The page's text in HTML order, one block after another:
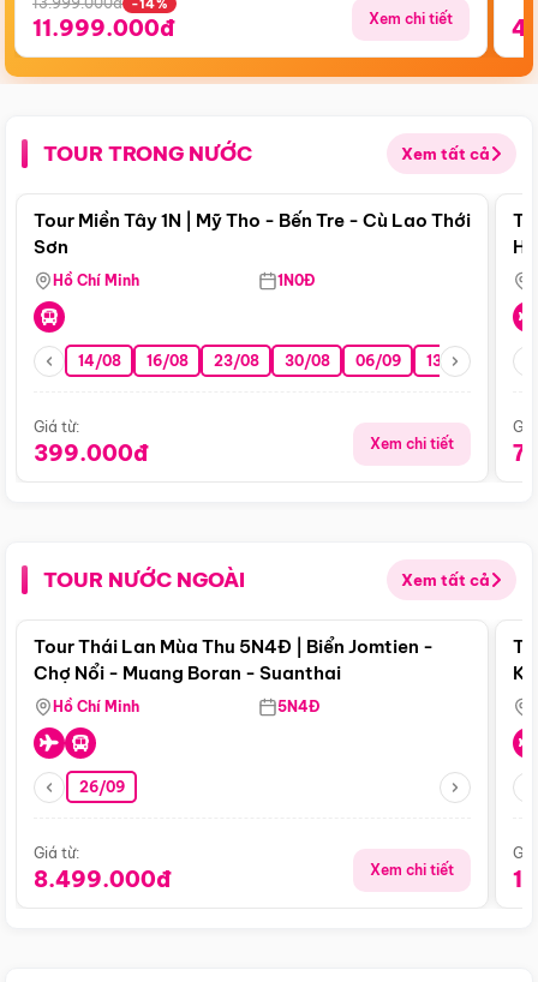
-14%
11.999.000đ Xem chi tiết
TOUR TRONG NƯỚC Xem tất cả
Điểm nổi bật
Tour Miền Tây 1N | Mỹ Tho - Bến Tre - Cù Lao Thới
Sơn
Hồ Chí Minh 1N0Đ
14/08 16/08 23/08 30/08 06/09 13/09 20/09
Giá từ:
399.000đ Xem chi tiết
TOUR NƯỚC NGOÀI Xem tất cả
Điểm nổi bật
Tour Thái Lan Mùa Thu 5N4Đ | Biển Jomtien -
Chợ Nổi - Muang Boran - Suanthai
Hồ Chí Minh 5N4Đ
26/09
Giá từ:
8.499.000đ Xem chi tiết